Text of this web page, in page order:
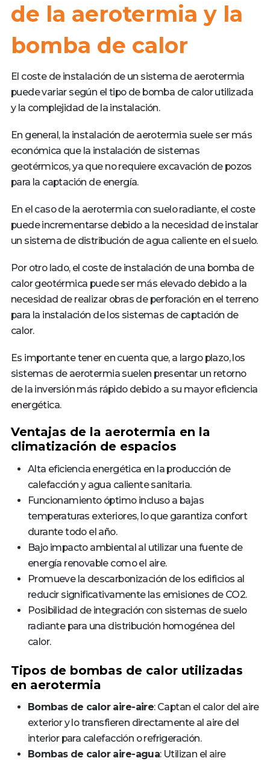
de la aerotermia y la
bomba de calor
El coste de instalación de un sistema de aerotermia
puede variar según el tipo de bomba de calor utilizada
y la complejidad de la instalación.
En general, la instalación de aerotermia suele ser más
económica que la instalación de sistemas
geotérmicos, ya que no requiere excavación de pozos
para la captación de energía.
En el caso de la aerotermia con suelo radiante, el coste
puede incrementarse debido a la necesidad de instalar
un sistema de distribución de agua caliente en el suelo.
Por otro lado, el coste de instalación de una bomba de
calor geotérmica puede ser más elevado debido a la
necesidad de realizar obras de perforación en el terreno
para la instalación de los sistemas de captación de
calor.
Es importante tener en cuenta que, a largo plazo, los
sistemas de aerotermia suelen presentar un retorno
de la inversión más rápido debido a su mayor eficiencia
energética.
Ventajas de la aerotermia en la
climatización de espacios
Alta eficiencia energética en la producción de
calefacción y agua caliente sanitaria.
Funcionamiento óptimo incluso a bajas
temperaturas exteriores, lo que garantiza confort
durante todo el año.
Bajo impacto ambiental al utilizar una fuente de
energía renovable como el aire.
Promueve la descarbonización de los edificios al
reducir significativamente las emisiones de CO2.
Posibilidad de integración con sistemas de suelo
radiante para una distribución homogénea del
calor.
Tipos de bombas de calor utilizadas
en aerotermia
Bombas de calor aire-aire: Captan el calor del aire
exterior y lo transfieren directamente al aire del
interior para calefacción o refrigeración.
Bombas de calor aire-agua: Utilizan el aire